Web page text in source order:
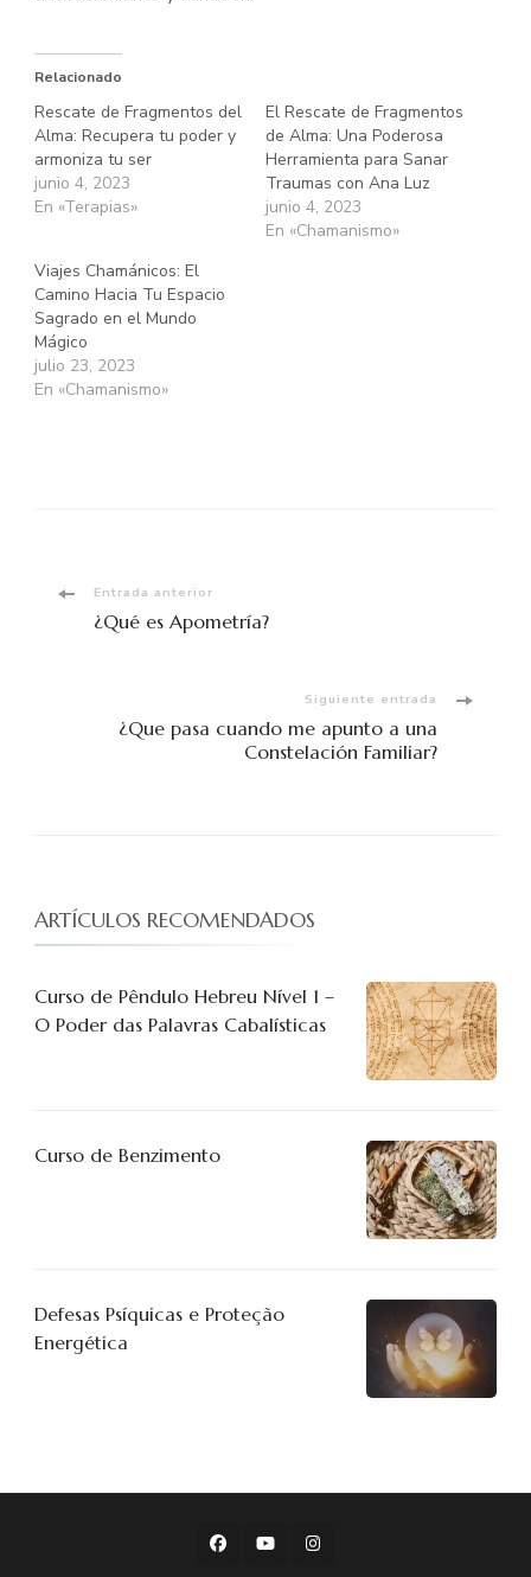
Relacionado
Rescate de Fragmentos del
Alma: Recupera tu poder y
armoniza tu ser
junio 4, 2023
En «Terapias»
El Rescate de Fragmentos
de Alma: Una Poderosa
Herramienta para Sanar
Traumas con Ana Luz
junio 4, 2023
En «Chamanismo»
Viajes Chamánicos: El
Camino Hacia Tu Espacio
Sagrado en el Mundo
Mágico
julio 23, 2023
En «Chamanismo»
Navegación
entradas
Entrada anterior
¿Qué es Apometría?
Siguiente entrada
¿Que pasa cuando me apunto a una
Constelación Familiar?
ARTÍCULOS RECOMENDADOS
Curso de Pêndulo Hebreu Nível 1 –
O Poder das Palavras Cabalísticas
Curso de Benzimento
Defesas Psíquicas e Proteção
Energética